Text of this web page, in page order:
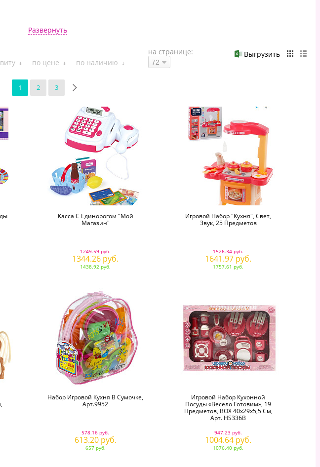
Развернуть
Выгрузить
по цене по наличию
на странице:
1 2 3
Касса С Единорогом "Мой
Магазин"
1249.59 руб.
1344.26 руб.
1438.92 руб.
Игровой Набор "Кухня", Свет,
Звук, 25 Предметов
1526.34 руб.
1641.97 руб.
1757.61 руб.
Набор Игровой Кухня В Сумочке,
Арт.9952
578.16 руб.
613.20 руб.
657 руб.
Игровой Набор Кухонной
Посуды «Весело Готовим», 19
Предметов, ВОХ 40х29х5,5 См,
Арт. HS336B
947.23 руб.
1004.64 руб.
1076.40 руб.